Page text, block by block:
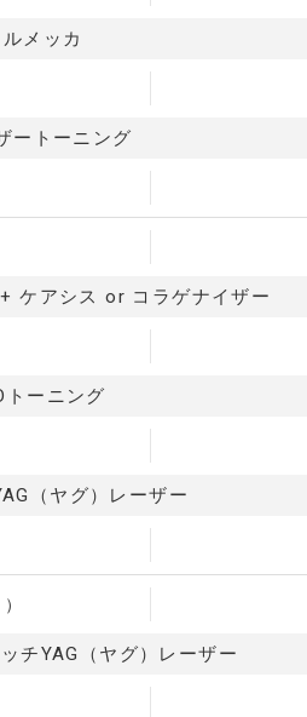
ルメッカ
ートーニング
ケアシス or コラゲナイザー
トーニング
（ヤグ）レーザー
チYAG（ヤグ）レーザー